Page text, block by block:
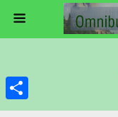
Share